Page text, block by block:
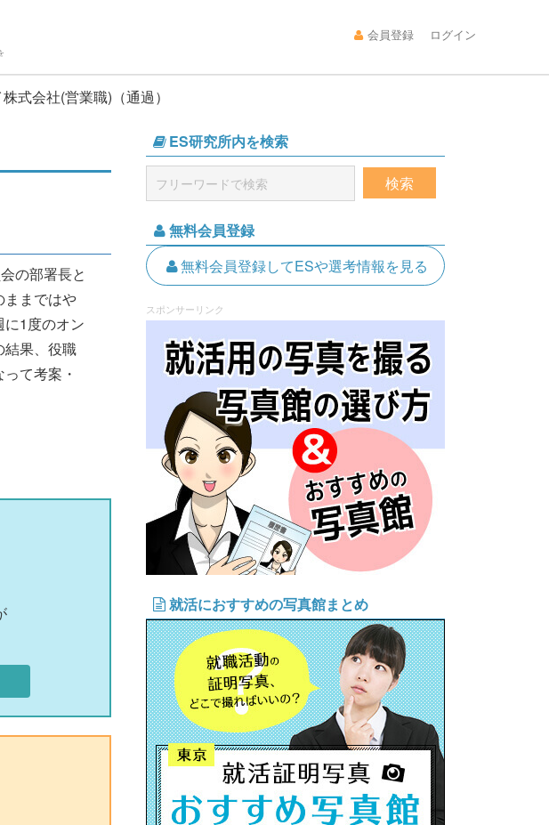
会員登録 ログイン
式会社(営業職)（通過）
の部署長と
ままではや
1度のオン
結果、役職
て考案・
ES研究所内を検索
無料会員登録
無料会員登録してESや選考情報を見る
スポンサーリンク
就活におすすめの写真館まとめ